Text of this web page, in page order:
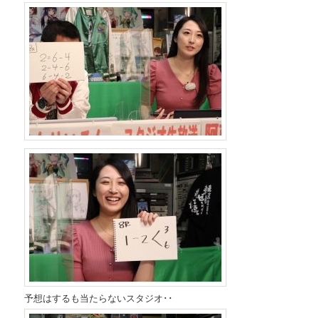
予想はするも当たらないスタジオ･･